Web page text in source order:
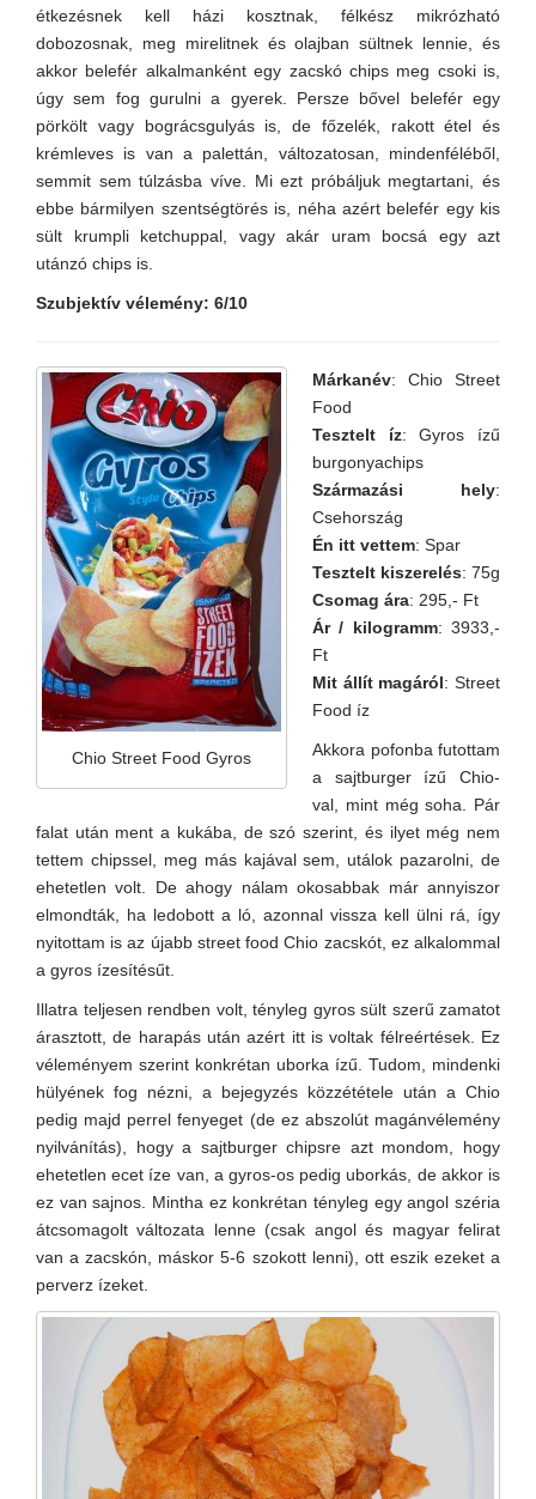
étkezésnek kell házi kosztnak, félkész mikrózható
dobozosnak, meg mirelitnek és olajban sültnek lennie, és
akkor belefér alkalmanként egy zacskó chips meg csoki is,
úgy sem fog gurulni a gyerek. Persze bővel belefér egy
pörkölt vagy bográcsgulyás is, de főzelék, rakott étel és
krémleves is van a palettán, változatosan, mindenféléből,
semmit sem túlzásba víve. Mi ezt próbáljuk megtartani, és
ebbe bármilyen szentségtörés is, néha azért belefér egy kis
sült krumpli ketchuppal, vagy akár uram bocsá egy azt
utánzó chips is.
Szubjektív vélemény: 6/10
Chio Street Food Gyros
Márkanév: Chio Street
Food
Tesztelt íz: Gyros ízű
burgonyachips
Származási hely:
Csehország
Én itt vettem: Spar
Tesztelt kiszerelés: 75g
Csomag ára: 295,- Ft
Ár / kilogramm: 3933,-
Ft
Mit állít magáról: Street
Food íz
Akkora pofonba futottam
a sajtburger ízű Chio-
val, mint még soha. Pár
falat után ment a kukába, de szó szerint, és ilyet még nem
tettem chipssel, meg más kajával sem, utálok pazarolni, de
ehetetlen volt. De ahogy nálam okosabbak már annyiszor
elmondták, ha ledobott a ló, azonnal vissza kell ülni rá, így
nyitottam is az újabb street food Chio zacskót, ez alkalommal
a gyros ízesítésűt.
Illatra teljesen rendben volt, tényleg gyros sült szerű zamatot
árasztott, de harapás után azért itt is voltak félreértések. Ez
véleményem szerint konkrétan uborka ízű. Tudom, mindenki
hülyének fog nézni, a bejegyzés közzététele után a Chio
pedig majd perrel fenyeget (de ez abszolút magánvélemény
nyilvánítás), hogy a sajtburger chipsre azt mondom, hogy
ehetetlen ecet íze van, a gyros-os pedig uborkás, de akkor is
ez van sajnos. Mintha ez konkrétan tényleg egy angol széria
átcsomagolt változata lenne (csak angol és magyar felirat
van a zacskón, máskor 5-6 szokott lenni), ott eszik ezeket a
perverz ízeket.